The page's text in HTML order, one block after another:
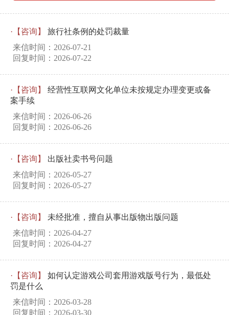
·【咨询】 旅行社条例的处罚裁量
来信时间：2026-07-21
回复时间：2026-07-22
·【咨询】 经营性互联网文化单位未按规定办理变更或备
案手续
来信时间：2026-06-26
回复时间：2026-06-26
·【咨询】 出版社卖书号问题
来信时间：2026-05-27
回复时间：2026-05-27
·【咨询】 未经批准，擅自从事出版物出版问题
来信时间：2026-04-27
回复时间：2026-04-27
·【咨询】 如何认定游戏公司套用游戏版号行为，最低处
罚是什么
来信时间：2026-03-28
回复时间：2026-03-30